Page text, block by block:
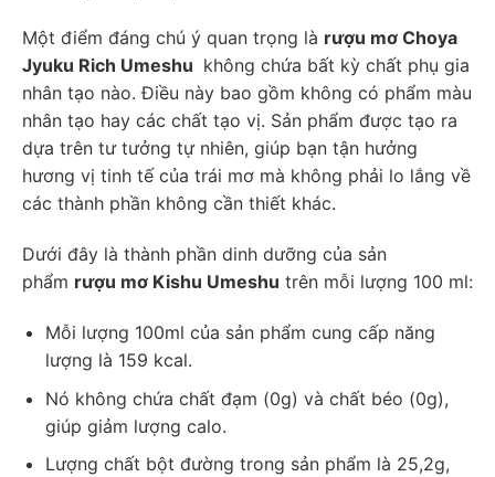
Một điểm đáng chú ý quan trọng là rượu mơ Choya
Jyuku Rich Umeshu không chứa bất kỳ chất phụ gia
nhân tạo nào. Điều này bao gồm không có phẩm màu
nhân tạo hay các chất tạo vị. Sản phẩm được tạo ra
dựa trên tư tưởng tự nhiên, giúp bạn tận hưởng
hương vị tinh tế của trái mơ mà không phải lo lắng về
các thành phần không cần thiết khác.
Dưới đây là thành phần dinh dưỡng của sản
phẩm rượu mơ Kishu Umeshu trên mỗi lượng 100 ml:
Mỗi lượng 100ml của sản phẩm cung cấp năng
lượng là 159 kcal.
Nó không chứa chất đạm (0g) và chất béo (0g),
giúp giảm lượng calo.
Lượng chất bột đường trong sản phẩm là 25,2g,